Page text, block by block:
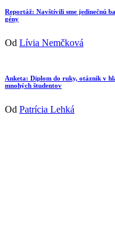
Reportáž: Navštívili sme jedinečnú
gény
Od Lívia Nemčková
Anketa: Diplom do ruky, otáznik v
mnohých študentov
Od Patrícia Lehká